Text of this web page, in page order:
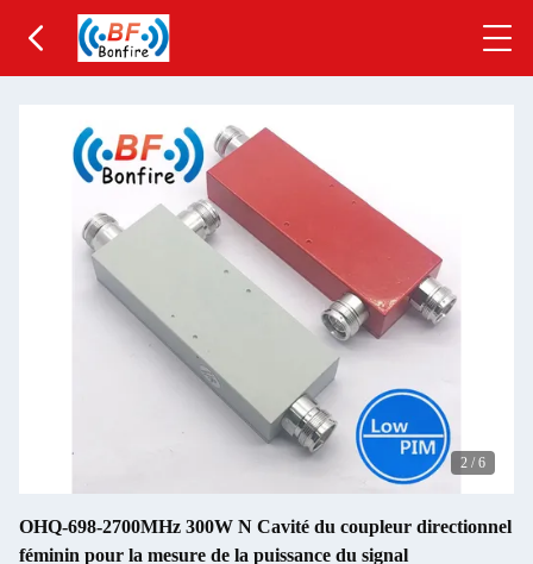
2 / 6
OHQ-698-2700MHz 300W N Cavité du coupleur directionnel
féminin pour la mesure de la puissance du signal